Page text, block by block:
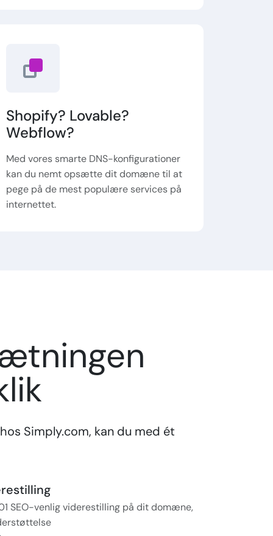
Shopify? Lovable?
Webflow?
Med vores smarte DNS-konfigurationer
kan du nemt opsætte dit domæne til at
pege på de mest populære services på
internettet.
Simply.com, kan du med ét
SEO-venlig viderestilling på dit domæne,